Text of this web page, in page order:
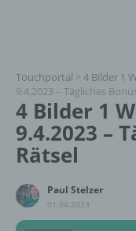
Touchportal > 4 Bilder 1
9.4.2023 – Tägliches
4 Bilder 1
9.4.2023 –
Rätsel
Paul Stelzer
01.04.2023